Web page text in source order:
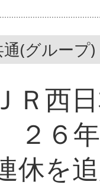
通(グループ)
Ｒ西
２６
休を